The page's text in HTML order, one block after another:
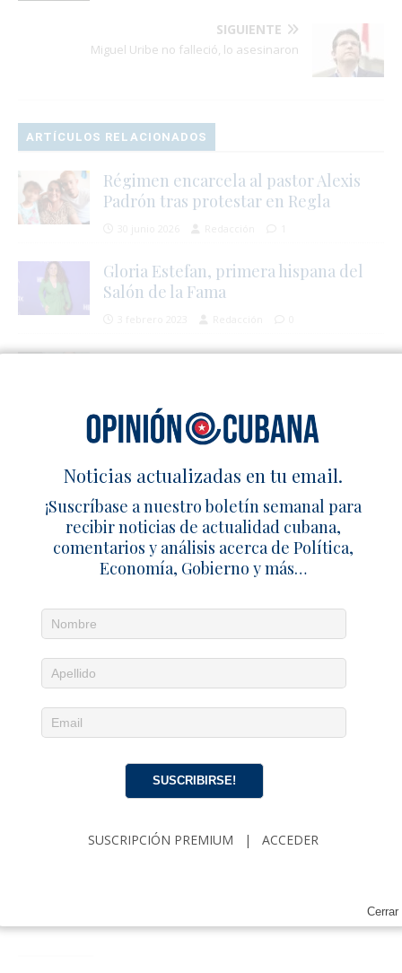
SIGUIENTE
Miguel Uribe no falleció, lo asesinaron
ARTÍCULOS RELACIONADOS
Régimen encarcela al pastor Alexis
Padrón tras protestar en Regla
Gloria Estefan, primera hispana del
Salón de la Fama
Chile vence a Cuba y ambos avanzan a clasificación por
Catar 2027 – Cuba en Familia
Chile vence a Cuba y ambos avanzan a clasificación por
Catar 2027 - Noticias Cubanas
Deja un comentario
Cerrar
Noticias actualizadas en tu email.
¡Suscríbase a nuestro boletín semanal para
recibir noticias de actualidad cubana,
comentarios y análisis acerca de Política,
Economía, Gobierno y más…
SUSCRIBIRSE!
SUSCRIPCIÓN PREMIUM | ACCEDER